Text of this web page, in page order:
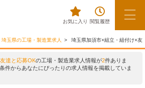
お気に入り 閲覧履歴
埼玉県の工場・製造業求人 埼玉県加須市×組立・組付け×友
達と応募OKの工場・製造業求人情報が2件ありま
件からあなたにぴったりの求人情報を掲載していま